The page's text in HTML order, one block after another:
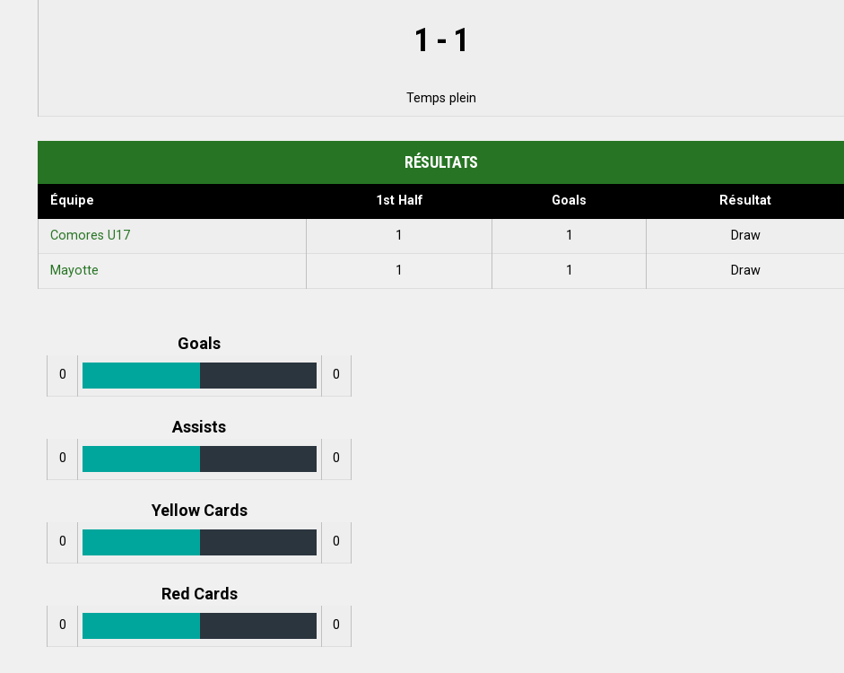
1 - 1
Temps plein
RÉSULTATS
Équipe 1st Half Goals Résultat
Comores U17 1 1 Draw
Mayotte 1 1 Draw
Goals
0 0
Assists
0 0
Yellow Cards
0 0
Red Cards
0 0